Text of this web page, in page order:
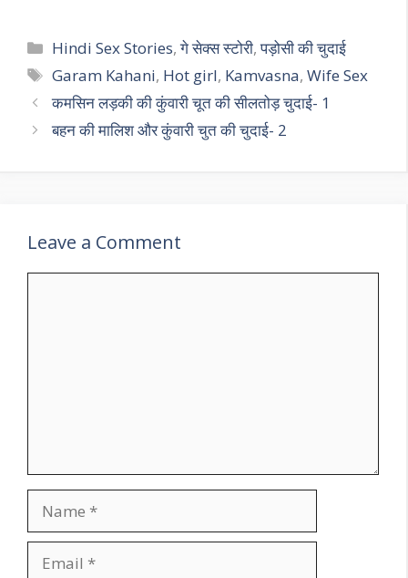
Categories
Hindi Sex Stories,गे सेक्स स्टोरी,पड़ोसी की चुदाई
Tags
Garam Kahani, Hot girl, Kamvasna,Wife Sex
कमसिन लड़की की कुंवारी चूत की सीलतोड़ चुदाई- 1
बहन की मालिश और कुंवारी चुत की चुदाई- 2
Leave a Comment